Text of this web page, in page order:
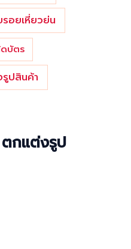
อยเหี่ยวย่น
บัตร
ปสินค้า
กแต่งรูป